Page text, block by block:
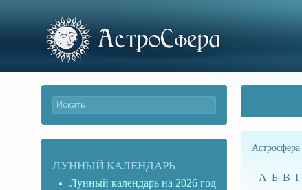
Астросфера
А Б В Г
ЛУННЫЙ КАЛЕНДАРЬ
Лунный календарь на 2026 год